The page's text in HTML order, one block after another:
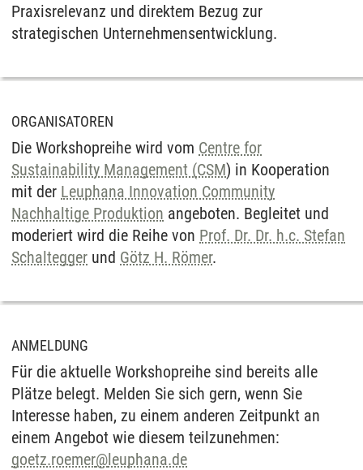
Praxisrelevanz und direktem Bezug zur
strategischen Unternehmensentwicklung.
ORGANISATOREN
Die Workshopreihe wird vom Centre for
Sustainability Management (CSM) in Kooperation
mit der Leuphana Innovation Community
Nachhaltige Produktion angeboten. Begleitet und
moderiert wird die Reihe von Prof. Dr. Dr. h.c. Stefan
Schaltegger und Götz H. Römer.
ANMELDUNG
Für die aktuelle Workshopreihe sind bereits alle
Plätze belegt. Melden Sie sich gern, wenn Sie
Interesse haben, zu einem anderen Zeitpunkt an
einem Angebot wie diesem teilzunehmen:
goetz.roemer@leuphana.de